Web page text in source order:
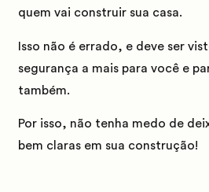
quem vai construir sua casa.
Isso não é errado, e deve ser
segurança a maispara você e
também.
Por isso, não tenha medo de
bem claras em sua construção!